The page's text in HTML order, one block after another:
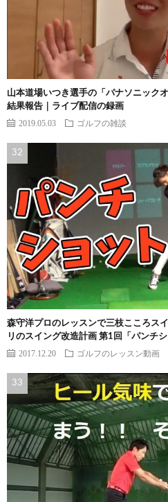
山本道場いつき選手の「パナソニック
結果報告｜ライブ配信の録画
2019.05.03 ゴルフの雑談
森守洋プロのレッスンで三枝こころス
リのスイング改造計画 第1回「パンチシ
2017.12.20 ゴルフのレッスン動画